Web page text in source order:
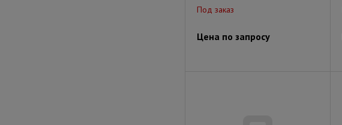
Под заказ
Цена по запросу